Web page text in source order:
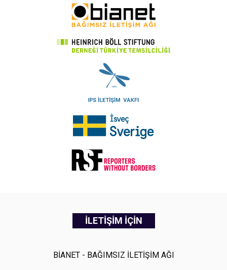
İLETİŞİM İÇİN
BİANET - BAĞIMSIZ İLETİŞİM AĞI